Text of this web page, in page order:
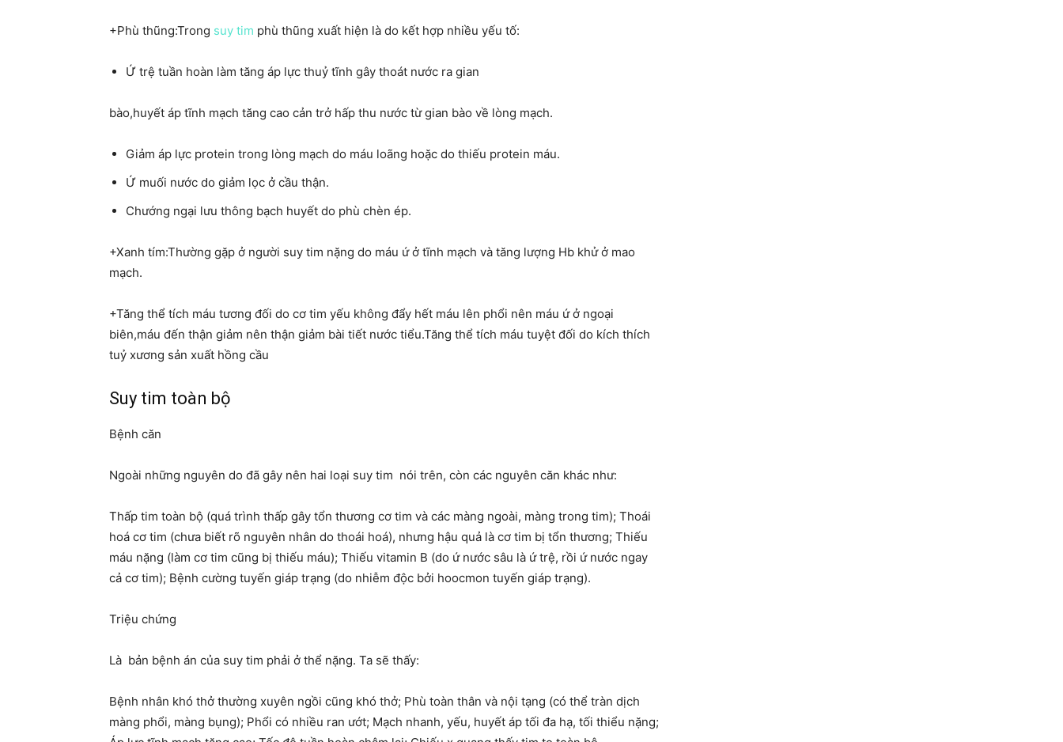
+Phù thũng:Trong suy tim phù thũng xuất hiện là do kết hợp nhiều yếu tố:
Ứ trệ tuần hoàn làm tăng áp lực thuỷ tĩnh gây thoát nước ra gian
bào,huyết áp tĩnh mạch tăng cao cản trở hấp thu nước từ gian bào về lòng mạch.
Giảm áp lực protein trong lòng mạch do máu loãng hoặc do thiếu protein máu.
Ứ muối nước do giảm lọc ở cầu thận.
Chướng ngại lưu thông bạch huyết do phù chèn ép.
+Xanh tím:Thường gặp ở người suy tim nặng do máu ứ ở tĩnh mạch và tăng lượng Hb khử ở mao
mạch.
+Tăng thể tích máu tương đối do cơ tim yếu không đẩy hết máu lên phổi nên máu ứ ở ngoại
biên,máu đến thận giảm nên thận giảm bài tiết nước tiểu.Tăng thể tích máu tuyệt đối do kích thích
tuỷ xương sản xuất hồng cầu
Suy tim toàn bộ
Bệnh căn
Ngoài những nguyên do đã gây nên hai loại suy tim nói trên, còn các nguyên căn khác như:
Thấp tim toàn bộ (quá trình thấp gây tổn thương cơ tim và các màng ngoài, màng trong tim); Thoái
hoá cơ tim (chưa biết rõ nguyên nhân do thoái hoá), nhưng hậu quả là cơ tim bị tổn thương; Thiếu
máu nặng (làm cơ tim cũng bị thiếu máu); Thiếu vitamin B (do ứ nước sâu là ứ trệ, rồi ứ nước ngay
cả cơ tim); Bệnh cường tuyến giáp trạng (do nhiễm độc bởi hoocmon tuyến giáp trạng).
Triệu chứng
Là bản bệnh án của suy tim phải ở thể nặng. Ta sẽ thấy:
Bệnh nhân khó thở thường xuyên ngồi cũng khó thở; Phù toàn thân và nội tạng (có thể tràn dịch
màng phổi, màng bụng); Phổi có nhiều ran ướt; Mạch nhanh, yếu, huyết áp tối đa hạ, tối thiểu nặng;